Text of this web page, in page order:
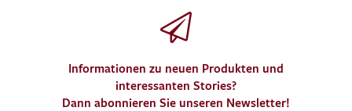
Informationen zu neuen Produkten und
interessanten Stories?
Dann abonnieren Sie unseren Newsletter!